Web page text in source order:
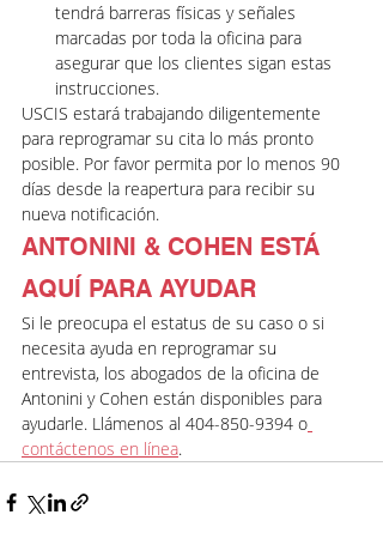
tendrá barreras físicas y señales
marcadas por toda la oficina para
asegurar que los clientes sigan estas
instrucciones.
USCIS estará trabajando diligentemente
para reprogramar su cita lo más pronto
posible. Por favor permita por lo menos 90
días desde la reapertura para recibir su
nueva notificación.
ANTONINI & COHEN ESTÁ
AQUÍ PARA AYUDAR
Si le preocupa el estatus de su caso o si
necesita ayuda en reprogramar su
entrevista, los abogados de la oficina de
Antonini y Cohen están disponibles para
ayudarle. Llámenos al 404-850-9394 o
contáctenos en línea.